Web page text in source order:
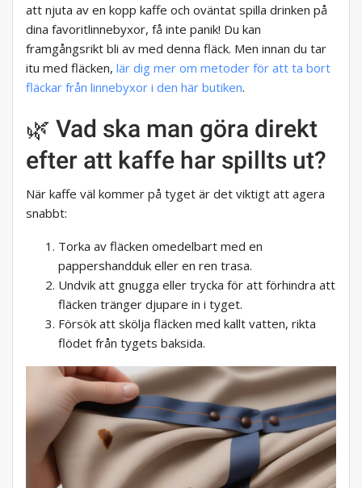
att njuta av en kopp kaffe och oväntat spilla drinken på
dina favoritlinnebyxor, få inte panik! Du kan
framgångsrikt bli av med denna fläck. Men innan du tar
itu med fläcken, lär dig mer om metoder för att ta bort
fläckar från linnebyxor i den här butiken.
🌿 Vad ska man göra direkt
efter att kaffe har spillts ut?
När kaffe väl kommer på tyget är det viktigt att agera
snabbt:
Torka av fläcken omedelbart med en
pappershandduk eller en ren trasa.
Undvik att gnugga eller trycka för att förhindra att
fläcken tränger djupare in i tyget.
Försök att skölja fläcken med kallt vatten, rikta
flödet från tygets baksida.